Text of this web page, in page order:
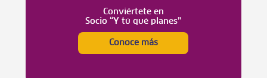
Conviértete en
Socio “Y tú qué planes”
Conoce más